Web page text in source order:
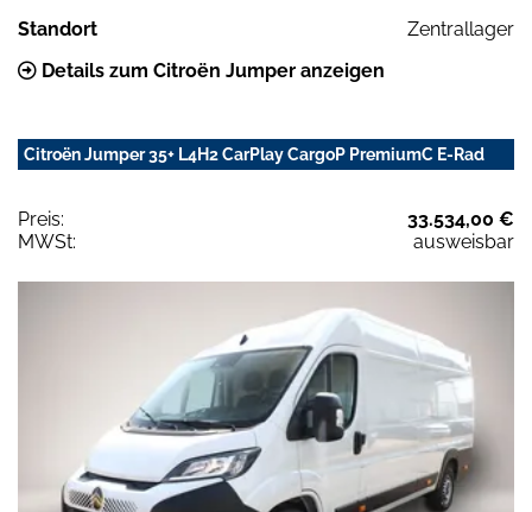
Standort
Zentrallager
Details zum Citroën Jumper anzeigen
Citroën Jumper 35+ L4H2 CarPlay CargoP PremiumC E-Rad
Preis:
33.534,00 €
MWSt:
ausweisbar